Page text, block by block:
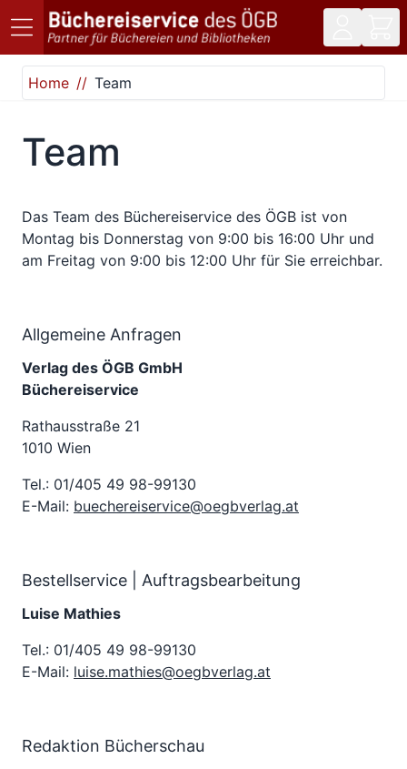
Direkt zum Inhalt
Home
Team
Team
Das Team des Büchereiservice des ÖGB ist von
Montag bis Donnerstag von 9:00 bis 16:00 Uhr und
am Freitag von 9:00 bis 12:00 Uhr für Sie erreichbar.
Allgemeine Anfragen
Verlag des ÖGB GmbH
Büchereiservice
Rathausstraße 21
1010 Wien
Tel.: 01/405 49 98-99130
E-Mail: buechereiservice@oegbverlag.at
Bestellservice | Auftragsbearbeitung
Luise Mathies
Tel.: 01/405 49 98-99130
E-Mail: luise.mathies@oegbverlag.at
Redaktion Bücherschau